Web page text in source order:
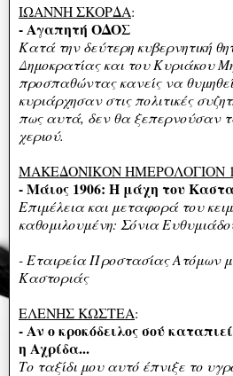
ΙΩΑΝΝΗ ΣΚΟΡΔΑ:
- Αγαπητή ΟΔΟΣ
Κατά την δεύτερη κυβερνητική
Δημοκρατίας και του Κυριάκου
προσπαθώντας κανείς να
κυριάρχησαν στις πολιτικές
πως αυτά, δεν θα ξεπερνούσαν
χεριού.
ΜΑΚΕΔΟΝΙΚΟΝ ΗΜΕΡΟΛΟΓΙΟΝ
- Μάιος 1906: Η μάχη του
Επιμέλεια και μεταφορά του
καθομιλουμένη: Σόνια
- Εταιρεία Προστασίας Ατόμων
Καστοριάς
ΕΛΕΝΗΣ ΚΩΣΤΕΑ:
- Αν ο κροκόδειλος σού
η Αχρίδα...
Το ταξίδι μου αυτό έπνιξε το